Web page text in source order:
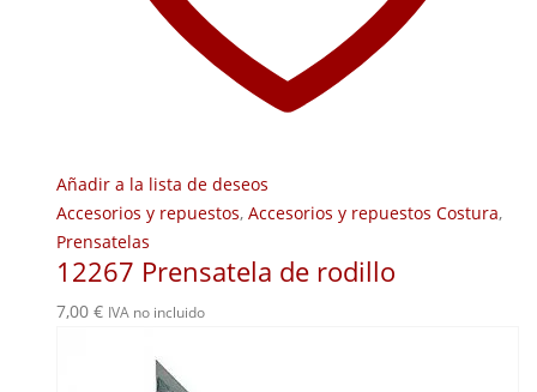
Añadir a la lista de deseos
Accesorios y repuestos, Accesorios y repuestos Costura,
Prensatelas
12267 Prensatela de rodillo
7,00 € IVA no incluido